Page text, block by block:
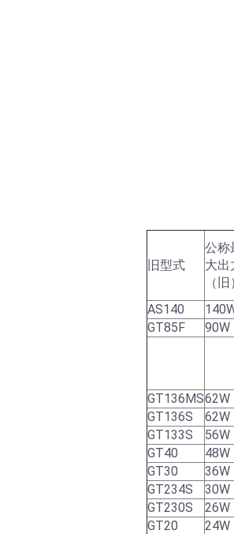
旧型式
公称
大出
（旧
AS140
GT85F
90W
GT136MS62W
GT136S
62W
GT133S
56W
GT40
48W
GT30
36W
GT234S
30W
GT230S
26W
GT20
24W